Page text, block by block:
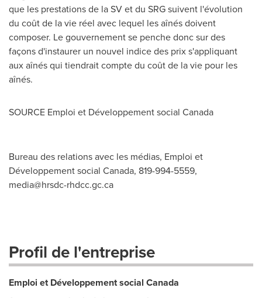
que les prestations de la SV et du SRG suivent l'évolution
du coût de la vie réel avec lequel les aînés doivent
composer. Le gouvernement se penche donc sur des
façons d'instaurer un nouvel indice des prix s'appliquant
aux aînés qui tiendrait compte du coût de la vie pour les
aînés.
SOURCE Emploi et Développement social Canada
Bureau des relations avec les médias, Emploi et
Développement social Canada, 819-994-5559,
media@hrsdc-rhdcc.gc.ca
Profil de l'entreprise
Emploi et Développement social Canada